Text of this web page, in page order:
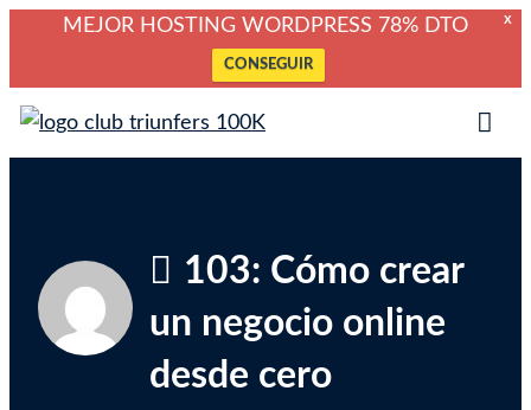
X
MEJOR HOSTING WORDPRESS 78% DTO
CONSEGUIR
Saltar
Club Triunfers
Club de Emprendedores Online
103: Cómo crear
un negocio online
desde cero